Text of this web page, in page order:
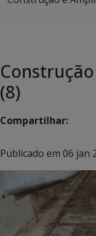
(8)
Compartilhar:
Publicado em 06 jan